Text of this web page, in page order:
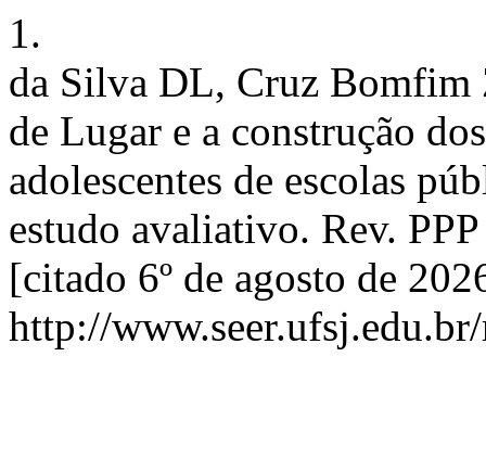
1.
da Silva DL, Cruz Bomfim
de Lugar e a construção
adolescentes de escolas
estudo avaliativo. Rev.
[citado 6º de agosto de
http://